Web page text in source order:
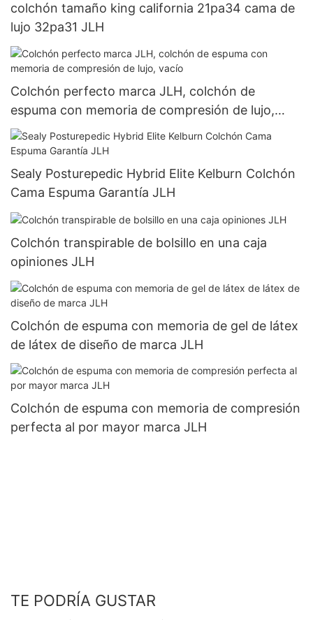
colchón tamaño king california 21pa34 cama de
lujo 32pa31 JLH
Colchón perfecto marca JLH, colchón de
espuma con memoria de compresión de lujo,
vacío
Sealy Posturepedic Hybrid Elite Kelburn Colchón
Cama Espuma Garantía JLH
Colchón transpirable de bolsillo en una caja
opiniones JLH
Colchón de espuma con memoria de gel de látex
de látex de diseño de marca JLH
Colchón de espuma con memoria de compresión
perfecta al por mayor marca JLH
TE PODRÍA GUSTAR